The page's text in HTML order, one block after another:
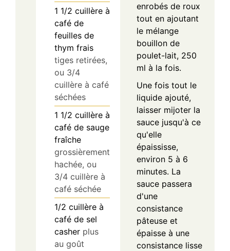
1 1/2 cuillère à
café de
feuilles de
thym frais
tiges retirées,
ou 3/4
cuillère à café
séchées
1 1/2 cuillère à
café de sauge
fraîche
grossièrement
hachée, ou
3/4 cuillère à
café séchée
1/2 cuillère à
café de sel
casher plus
au goût
enrobés de roux
tout en ajoutant
le mélange
bouillon de
poulet-lait, 250
ml à la fois.
Une fois tout le
liquide ajouté,
laisser mijoter la
sauce jusqu'à ce
qu'elle
épaississe,
environ 5 à 6
minutes. La
sauce passera
d'une
consistance
pâteuse et
épaisse à une
consistance lisse